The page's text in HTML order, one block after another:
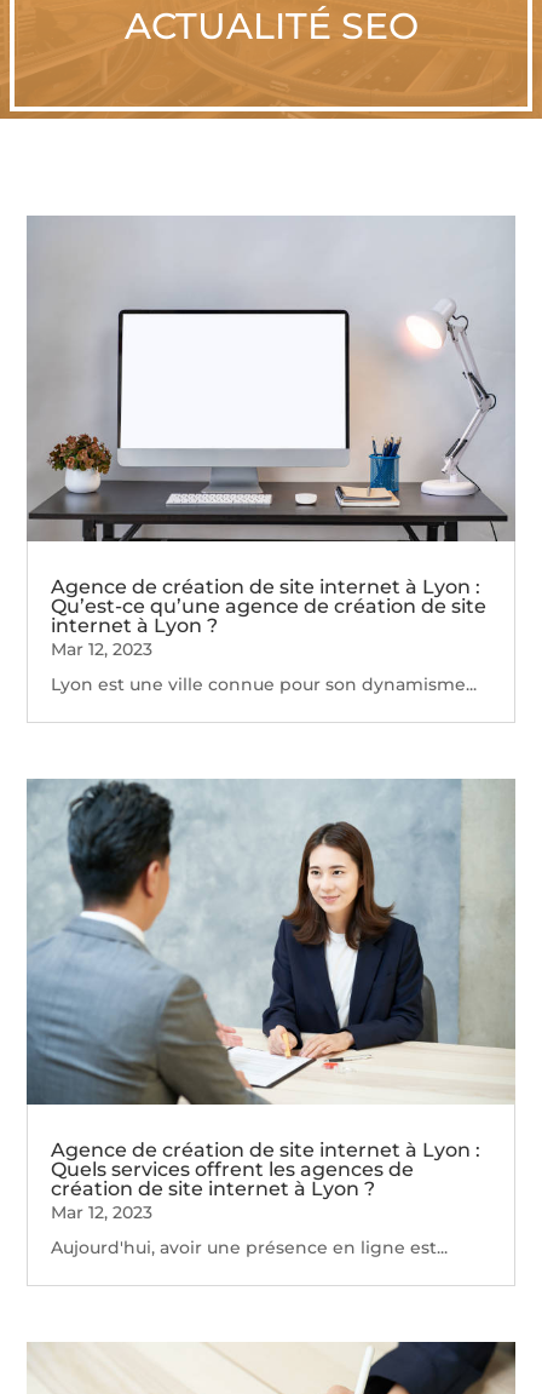
ACTUALITÉ SEO
Agence de création de site internet à Lyon :
Qu’est-ce qu’une agence de création de site
internet à Lyon ?
Mar 12, 2023
Lyon est une ville connue pour son dynamisme...
Agence de création de site internet à Lyon :
Quels services offrent les agences de
création de site internet à Lyon ?
Mar 12, 2023
Aujourd'hui, avoir une présence en ligne est...